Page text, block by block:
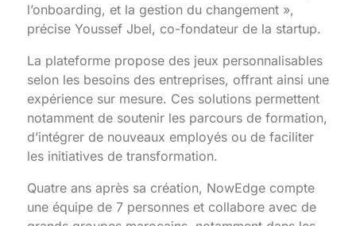
l’onboarding, et la gestion du changement »,
précise Youssef Jbel, co-fondateur de la startup.
La plateforme propose des jeux personnalisables
selon les besoins des entreprises, offrant ainsi une
expérience sur mesure. Ces solutions permettent
notamment de soutenir les parcours de formation,
d’intégrer de nouveaux employés ou de faciliter
les initiatives de transformation.
Quatre ans après sa création, NowEdge compte
une équipe de 7 personnes et collabore avec de